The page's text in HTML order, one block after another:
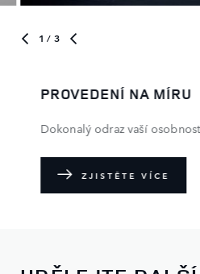
1 / 3
PROVEDENÍ NA MÍRU
Dokonalý odraz vaší
ZJISTĚTE VÍCE